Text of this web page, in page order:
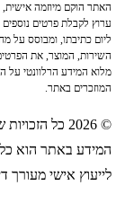
האתר הוקם מיוזמה
ערוץ לקבלת פרטים
ליום כתיבתו, ומבוסס על
השירות, המוצר, את
מלוא המידע הרלוונטי על
המוזכרים באתר.
© 2026 כל הזכויות שמורות לשביל צדק
המידע באתר הוא
לייעוץ אישי מעורך